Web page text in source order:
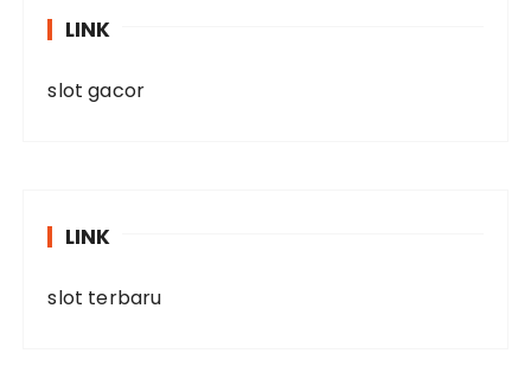
LINK
slot gacor
LINK
slot terbaru